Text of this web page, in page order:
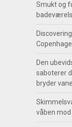
Smukt og
Den
saboterer
bryder
våben